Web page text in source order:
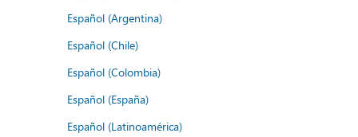
Español (Argentina)
Español (Chile)
Español (Colombia)
Español (España)
Español (Latinoamérica)